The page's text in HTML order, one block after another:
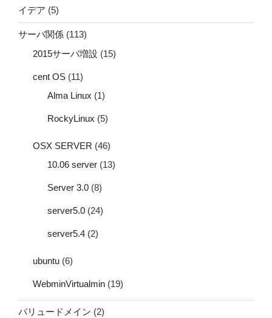
イデア (5)
サーバ関係 (113)
2015サーバ増設 (15)
cent OS (11)
Alma Linux (1)
RockyLinux (5)
OSX SERVER (46)
10.06 server (13)
Server 3.0 (8)
server5.0 (24)
server5.4 (2)
ubuntu (6)
WebminVirtualmin (19)
バリュードメイン (2)